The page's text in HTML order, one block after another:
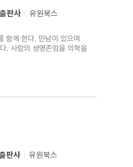
출판사 유원북스
함께 한다. 만남이 있으며
. 사람의 생명존엄을 의학을
판사 유원북스